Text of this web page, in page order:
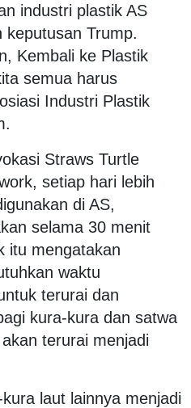
industri plastik AS
keputusan Trump.
Kembali ke Plastik
semua harus
Industri Plastik
Straws Turtle
setiap hari lebih
di AS,
selama 30 menit
itu mengatakan
waktu
terurai dan
kura-kura dan satwa
terurai menjadi
laut lainnya menjadi